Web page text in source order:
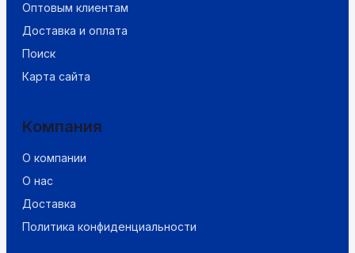
Оптовым клиентам
Доставка и оплата
Поиск
Карта сайта
Компания
О компании
О нас
Доставка
Политика конфиденциальности